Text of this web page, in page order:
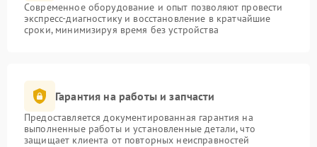
Современное оборудование и опыт позволяют провести
экспресс-диагностику и восстановление в кратчайшие
сроки, минимизируя время без устройства
Гарантия на работы и запчасти
Предоставляется документированная гарантия на
выполненные работы и установленные детали, что
защищает клиента от повторных неисправностей